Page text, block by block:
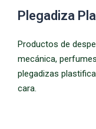
Plegadiza
Productos de
mecánica,
plegadizas
cara.